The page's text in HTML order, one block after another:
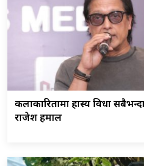
कलाकारितामा हास्य विधा
राजेश हमाल